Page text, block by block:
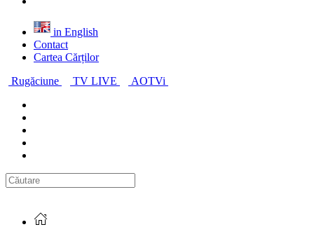
in English
Contact
Cartea Cărților
Rugăciune
TV LIVE AOTVi